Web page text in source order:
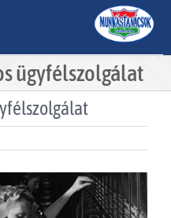
ügyfélszolgálat